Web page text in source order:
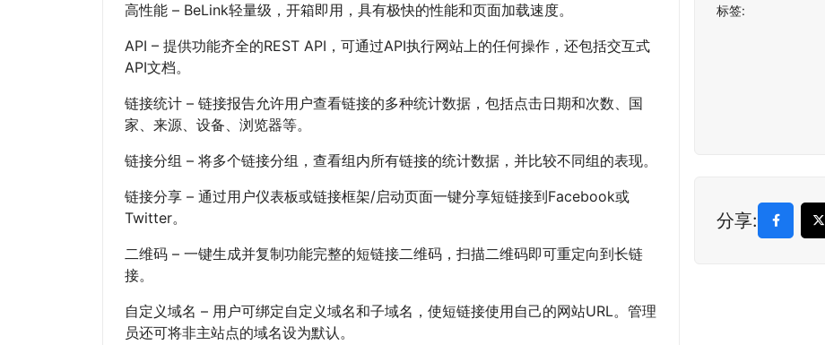
高性能 – BeLink轻量级，开箱即用，具有极快的性能和页面加载速度。
API – 提供功能齐全的REST API，可通过API执行网站上的任何操作，还包括交互式
API文档。
链接统计 – 链接报告允许用户查看链接的多种统计数据，包括点击日期和次数、国
家、来源、设备、浏览器等。
链接分组 – 将多个链接分组，查看组内所有链接的统计数据，并比较不同组的表现。
链接分享 – 通过用户仪表板或链接框架/启动页面一键分享短链接到Facebook或
Twitter。
二维码 – 一键生成并复制功能完整的短链接二维码，扫描二维码即可重定向到长链
接。
自定义域名 – 用户可绑定自定义域名和子域名，使短链接使用自己的网站URL。管理
员还可将非主站点的域名设为默认。
标签:
分享: